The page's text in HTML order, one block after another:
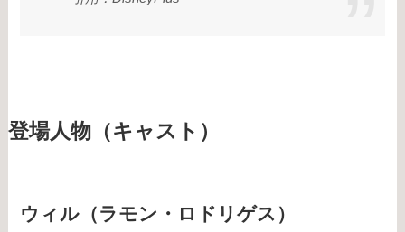
登場人物（キャスト）
ウィル（ラモン・ロドリゲス）